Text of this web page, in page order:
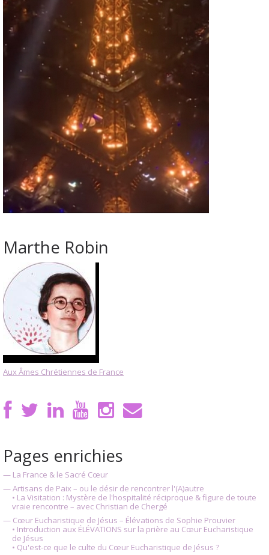
Marthe Robin
Aux Âmes Chrétiennes de France
Pages enrichies
— La France & le Sacré Cœur
— Artisans de Paix – ou le désir de rencontrer l'(A)autre
• La Visitation : Mystère de l'hospitalité réciproque & figure de toute
vraie rencontre – avec Christian de Chergé
— Cœur Eucharistique de Jésus – Élévations de Sophie Prouvier
• Introduction aux ÉLÉVATIONS sur la prière au Cœur Eucharistique
de Jésus
• Qu'est-ce que le culte du Cœur Eucharistique de Jésus ?